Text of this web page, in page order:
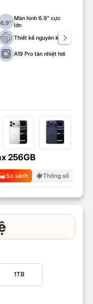
1TB
256GB
So sánh Thông số
Màn hình 6.9" cực
lớn
Thiết kế nguyên khối
A19 Pro tản nhiệt hơi